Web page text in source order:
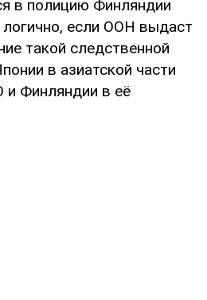
в полицию Финляндии
если ООН выдаст
такой следственной
в азиатской части
Финляндии в её